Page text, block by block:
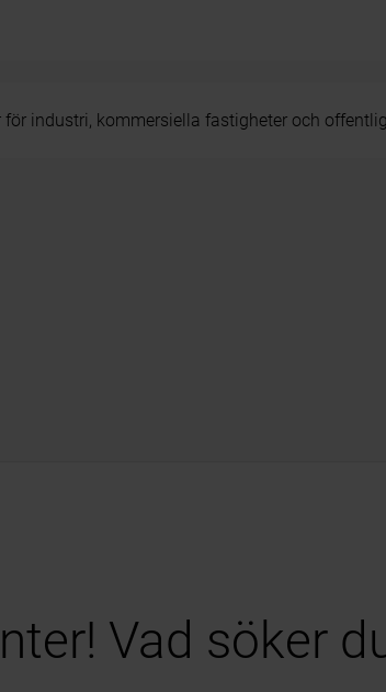
för industri, kommersiella fastigheter och
Vad söker